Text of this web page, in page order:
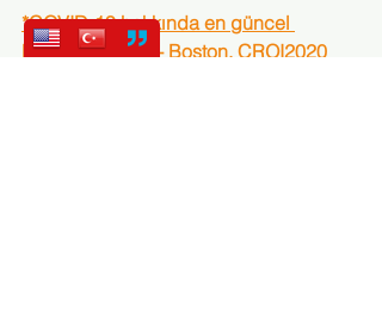
*COVID-19 hakkında en güncel
bilimsel bilgiler - Boston, CROI2020